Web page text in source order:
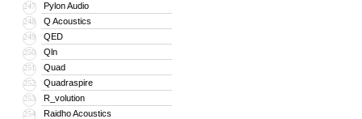
247 Pylon Audio
248 Q Acoustics
249 QED
250 Qln
251 Quad
252 Quadraspire
253 R_volution
254 Raidho Acoustics